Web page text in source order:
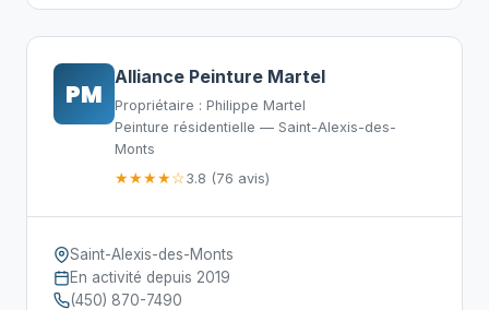
PM
Alliance Peinture Martel
Propriétaire : Philippe Martel
Peinture résidentielle — Saint-Alexis-des-
Monts
★★★★☆3.8 (76 avis)
Saint-Alexis-des-Monts
En activité depuis 2019
(450) 870-7490